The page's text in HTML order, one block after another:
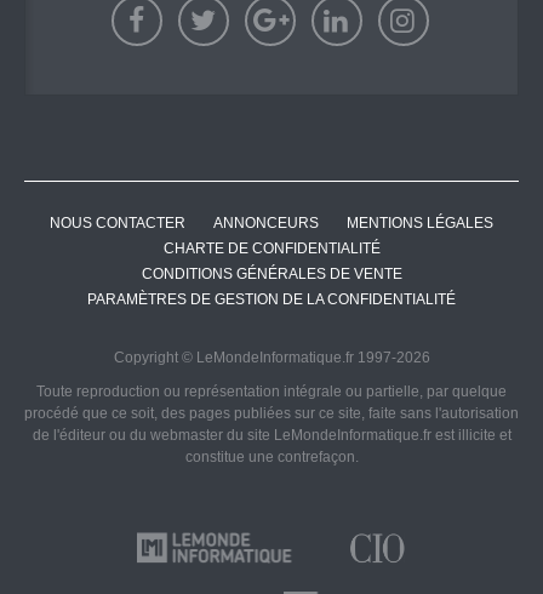
NOUS CONTACTER ANNONCEURS
MENTIONS LÉGALES
CHARTE DE CONFIDENTIALITÉ
CONDITIONS GÉNÉRALES DE VENTE
PARAMÈTRES DE GESTION DE LA CONFIDENTIALITÉ
Copyright © LeMondeInformatique.fr 1997-2026
Toute reproduction ou représentation intégrale ou partielle, par quelque
procédé que ce soit, des pages publiées sur ce site, faite sans l'autorisation
de l'éditeur ou du webmaster du site LeMondeInformatique.fr est illicite et
constitue une contrefaçon.